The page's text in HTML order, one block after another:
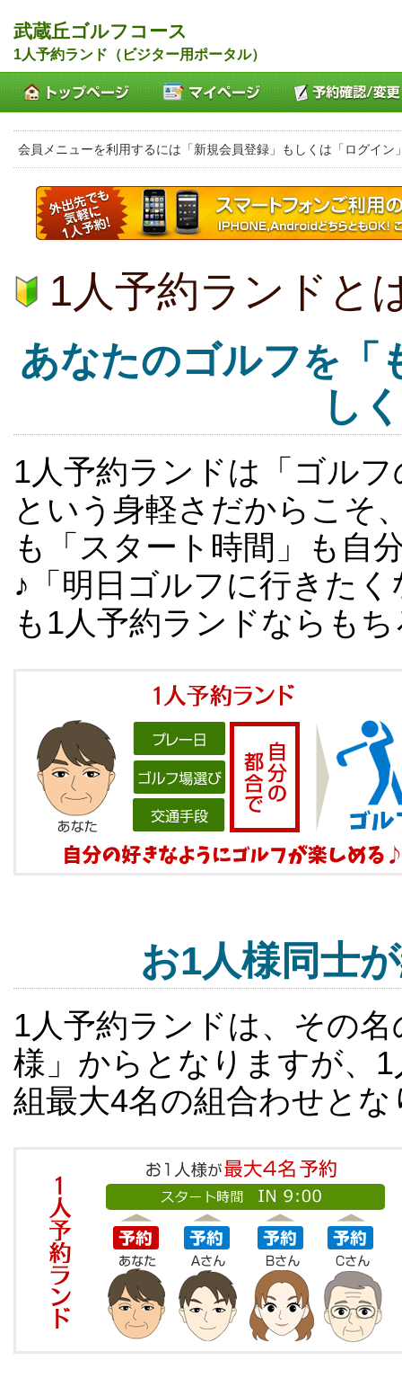
武蔵丘ゴルフコース
1人予約ランド（ビジター用ポータル）
会員メニューを利用するには「新規会員登録」もしくは「ログイン
1人予約ランドと
あなたのゴルフを
し
1人予約ランドは「ゴル
という身軽さだからこそ
も「スタート時間」も自
♪「明日ゴルフに行きた
も1人予約ランドならも
お1人様同士
1人予約ランドは、その
様」からとなりますが、
組最大4名の組合わせとな